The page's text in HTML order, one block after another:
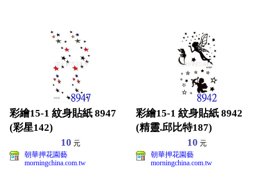
彩繪15-1 紋身貼紙 8947
(彩星142)
10 元
朝華押花園藝
morningchina.com.tw
彩繪15-1 紋身貼紙 8942
(精靈.邱比特187)
10 元
朝華押花園藝
morningchina.com.tw